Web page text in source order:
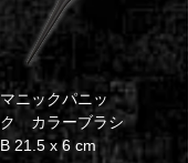
マニックパニッ
ク カラーブラシ
B 21.5 x 6 cm